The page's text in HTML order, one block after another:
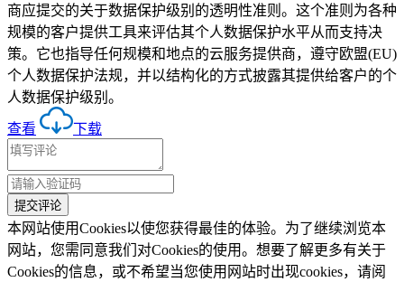
商应提交的关于数据保护级别的透明性准则。这个准则为各种
规模的客户提供工具来评估其个人数据保护水平从而支持决
策。它也指导任何规模和地点的云服务提供商，遵守欧盟(EU)
个人数据保护法规，并以结构化的方式披露其提供给客户的个
人数据保护级别。
查看 下载
本网站使用Cookies以使您获得最佳的体验。为了继续浏览本
网站，您需同意我们对Cookies的使用。想要了解更多有关于
Cookies的信息，或不希望当您使用网站时出现cookies，请阅